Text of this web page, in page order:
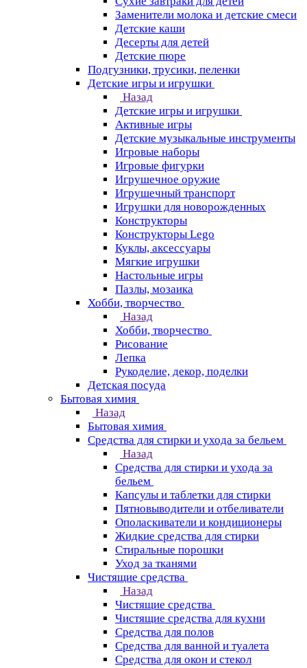
Заменители молока и детские смеси
Детские каши
Десерты для детей
Детские пюре
Подгузники, трусики, пеленки
Детские игры и игрушки
Назад
Детские игры и игрушки
Активные игры
Детские музыкальные инструменты
Игровые наборы
Игровые фигурки
Игрушечное оружие
Игрушечный транспорт
Игрушки для новорожденных
Конструкторы
Конструкторы Lego
Куклы, аксессуары
Мягкие игрушки
Настольные игры
Пазлы, мозаика
Хобби, творчество
Назад
Хобби, творчество
Рисование
Лепка
Рукоделие, декор, поделки
Детская посуда
Бытовая химия
Назад
Бытовая химия
Средства для стирки и ухода за бельем
Назад
Средства для стирки и ухода за
бельем
Капсулы и таблетки для стирки
Пятновыводители и отбеливатели
Ополаскиватели и кондиционеры
Жидкие средства для стирки
Стиральные порошки
Уход за тканями
Чистящие средства
Назад
Чистящие средства
Чистящие средства для кухни
Средства для полов
Средства для ванной и туалета
Средства для окон и стекол